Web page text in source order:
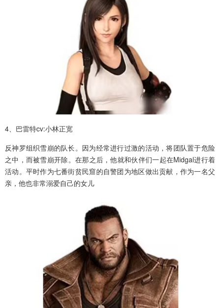
4、巴雷特cv:小林正宽
反神罗组织雪崩的队长。因为经常进行过激的活动，将团队置于危险
之中，而被雪崩开除。在那之后，他就和伙伴们一起在Midgal进行着
活动。平时作为七番街贫民窟的自警团为地区做出贡献，作为一名父
亲，他也非常溺爱自己的女儿